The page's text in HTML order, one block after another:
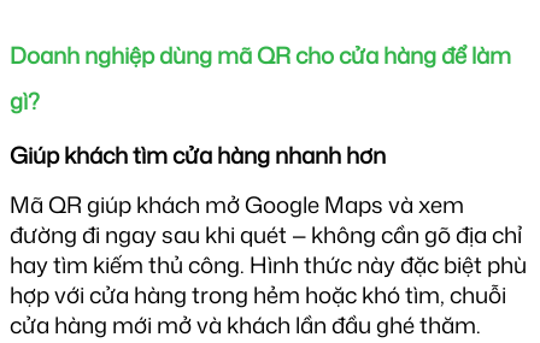
Doanh nghiệp dùng mã QR cho cửa hàng để làm
gì?
Giúp khách tìm cửa hàng nhanh hơn
Mã QR giúp khách mở Google Maps và xem
đường đi ngay sau khi quét — không cần gõ địa chỉ
hay tìm kiếm thủ công. Hình thức này đặc biệt phù
hợp với cửa hàng trong hẻm hoặc khó tìm, chuỗi
cửa hàng mới mở và khách lần đầu ghé thăm.